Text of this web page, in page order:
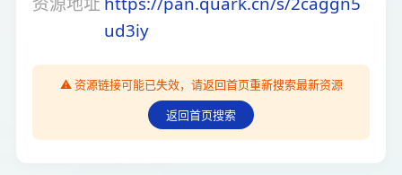
ud3iy
⚠️ 资源链接可能已失效，请返回首页重新搜索最新资源
返回首页搜索